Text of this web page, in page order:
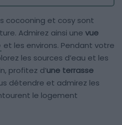
cocooning et cosy sont
Admirez ainsi une vue
et les environs. Pendant votre
les sources d’eau et les
profitez d’une terrasse
détendre et admirez les
le logement